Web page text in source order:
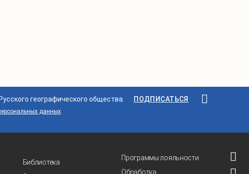
географического общества. ПОДПИСАТЬСЯ
данных.
Библиотека
Программы лояльности
Обработка